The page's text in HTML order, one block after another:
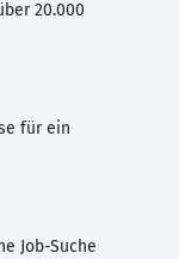
20.000
für ein
Job-Suche